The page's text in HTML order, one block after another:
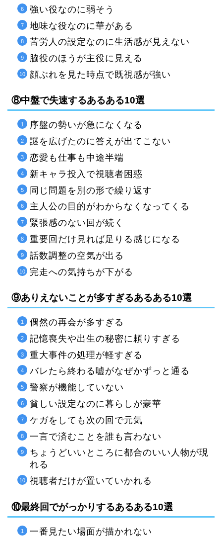
強い役なのに弱そう
地味な役なのに華がある
苦労人の設定なのに生活感が見えない
脇役のほうが主役に見える
顔ぶれを見た時点で既視感が強い
⑧中盤で失速するあるある10選
序盤の勢いが急になくなる
謎を広げたのに答えが出てこない
恋愛も仕事も中途半端
新キャラ投入で視聴者困惑
同じ問題を別の形で繰り返す
主人公の目的がわからなくなってくる
緊張感のない回が続く
重要回だけ見れば足りる感じになる
話数調整の空気が出る
完走への気持ちが下がる
⑨ありえないことが多すぎるあるある10選
偶然の再会が多すぎる
記憶喪失や出生の秘密に頼りすぎる
重大事件の処理が軽すぎる
バレたら終わる嘘がなぜかずっと通る
警察が機能していない
貧しい設定なのに暮らしが豪華
ケガをしても次の回で元気
一言で済むことを誰も言わない
ちょうどいいところに都合のいい人物が現
れる
視聴者だけが置いていかれる
⑩最終回でがっかりするあるある10選
一番見たい場面が描かれない